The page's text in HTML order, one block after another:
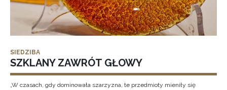
SIEDZIBA
SZKLANY ZAWRÓT GŁOWY
„W czasach, gdy dominowała szarzyzna, te przedmioty mieniły się